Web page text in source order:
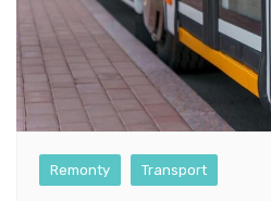
Remonty Transport